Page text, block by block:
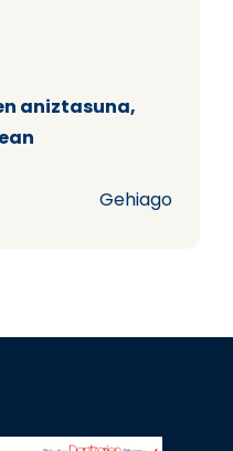
aniztasuna,
Gehiago